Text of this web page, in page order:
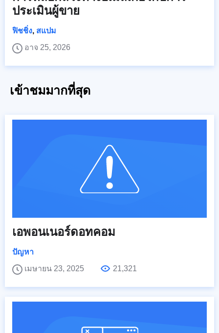
ประเมินผู้ขาย
ฟิชชิ่ง, สแปม
อาจ 25, 2026
เข้าชมมากที่สุด
เอพอนเนอร์ดอทคอม
ปัญหา
เมษายน 23, 2025
21,321